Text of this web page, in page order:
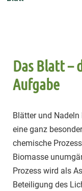
Das Blatt –
Aufgabe
Blätter und
eine ganz
chemische
Biomasse
Prozess wird als
Beteiligung des